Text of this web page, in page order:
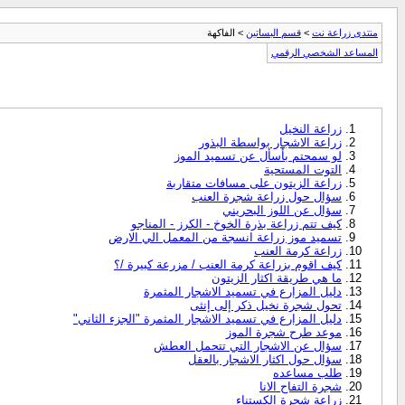
منتدى زراعة نت > قسم البساتين > الفاكهة
المساعد الشخصي الرقمي
زراعة النخيل
زراعة الاشجار بواسطة البذور
لو سمحتم بأسأل عن تسميد الموز
التوت المستحية
زراعة الزيتون على مسافات متقاربة
سؤال حول زراعة شجرة العنب
سؤال عن اللوز البحريني
كيف تتم زراعة بذرة الخوخ - الكرز - المناجو
تسميد موز زراعة انسجة من المعمل الي الارض
زراعة كرمة العنب
كيف اقوم بزراعة كرمة العنب / مزرعة كبيرة /؟
ما هي طريقة اكثار الزيتون
دليل المزارع في تسميد الاشجار المثمرة
تحول شجرة نخيل ذكر إلى إنثى
دليل المزارع في تسميد الاشجار المثمرة "الجزء الثاني"
موعد طرح شجرة الموز
سؤال عن الاشجار التي تتحمل العطش
سؤال حول اكثار الاشجار بالعقل
طلب مساعده
شجرة التفاح الانا
زراعة شجرة الكستناء